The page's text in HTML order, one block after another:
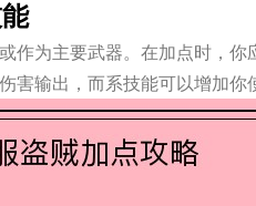
作为主要武器。在加点时，
害输出，而系技能可以增加你